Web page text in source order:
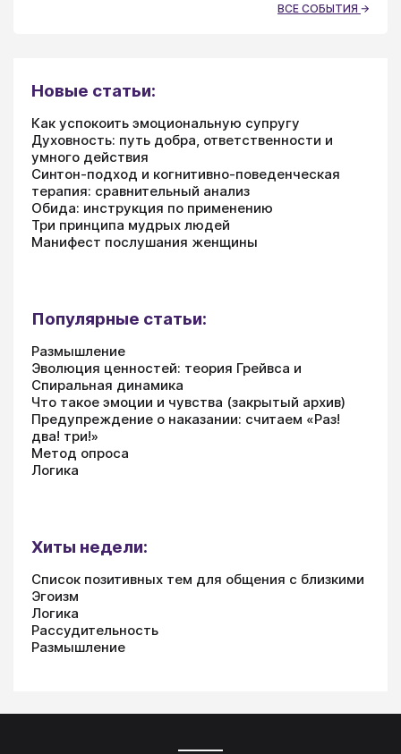
ВСЕ СОБЫТИЯ
Новые статьи:
Как успокоить эмоциональную супругу
Духовность: путь добра, ответственности и
умного действия
Синтон-подход и когнитивно-поведенческая
терапия: сравнительный анализ
Обида: инструкция по применению
Три принципа мудрых людей
Манифест послушания женщины
Популярные статьи:
Размышление
Эволюция ценностей: теория Грейвса и
Спиральная динамика
Что такое эмоции и чувства (закрытый архив)
Предупреждение о наказании: считаем «Раз!
два! три!»
Метод опроса
Логика
Хиты недели:
Список позитивных тем для общения с близкими
Эгоизм
Логика
Рассудительность
Размышление